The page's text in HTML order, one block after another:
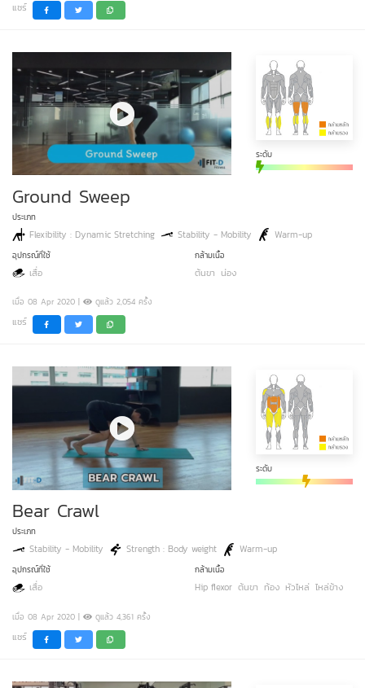
แชร์
ระดับ
Ground Sweep
ประเภท
Flexibility : Dynamic Stretching Stability - Mobility Warm-up
อุปกรณ์ที่ใช้
เสื่อ
กล้ามเนื้อ
ต้นขา น่อง
เมื่อ 08 Apr 2020 | ดูแล้ว 2,054 ครั้ง
แชร์
ระดับ
Bear Crawl
ประเภท
Stability - Mobility Strength : Body weight Warm-up
อุปกรณ์ที่ใช้
เสื่อ
กล้ามเนื้อ
Hip flexor ต้นขา ท้อง หัวไหล่ ไหล่ข้าง
เมื่อ 08 Apr 2020 | ดูแล้ว 4,361 ครั้ง
แชร์